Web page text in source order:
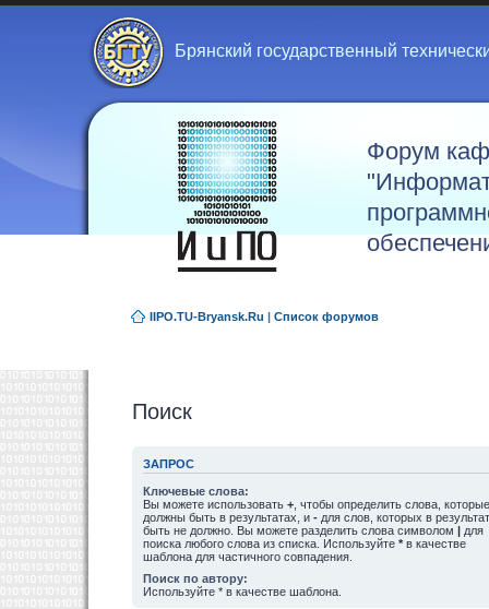
Брянский государственный
Форум
IIPO.TU-Bryansk.Ru | Список форумов
Поиск
ЗАПРОС
Ключевые слова:
Вы можете использовать + , чтобы определить слова, которые
должны быть в результатах, и - для слов, которых в
быть не должно. Вы можете разделить слова символом | для
поиска любого слова из списка. Используйте * в качестве
шаблона для частичного совпадения.
Поиск по автору:
Используйте * в качестве шаблона.